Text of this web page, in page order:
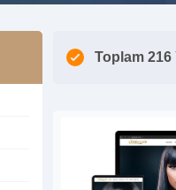
Toplam 216